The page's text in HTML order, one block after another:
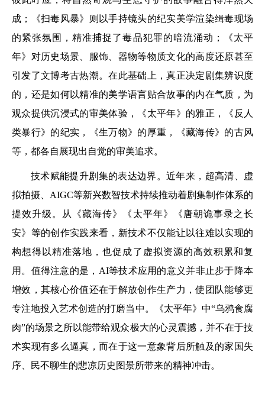
成；《扫毒风暴》则以手持镜头的纪实美学渲染缉毒现场
的紧张氛围，精准捕捉了毒品犯罪的暗流涌动；《太平
年》对历史场景、服饰、器物等物质文化的高度还原甚至
引发了文博考古热潮。在此基础上，真正决定剧集辨识度
的，还是如何以精准的美学语言贴合故事的内在气质，为
观众提供沉浸式的审美体验，《太平年》的雅正，《反人
类暴行》的纪实，《生万物》的厚重，《藏海传》的古风
等，都各自展现出自觉的审美追求。
技术赋能提升剧集的表达边界。近年来，超高清、虚
拟拍摄、AIGC等新兴数智技术持续推动着剧集制作体系的
提效升级。从《藏海传》《太平年》《唐朝诡事录之长
安》等的创作实践来看，新技术不仅能让以往难以实现的
构想得以精准落地，也促成了虚拟资源的高效积累和复
用。值得注意的是，AI等技术应用的意义并非止步于降本
增效，其核心价值还在于解放创作生产力，使团队能够更
专注地投入艺术创造的打磨当中。《太平年》中“乌鸦食腐
肉”的场景之所以能带给观众极大的心灵震撼，并不在于技
术实现有多么逼真，而在于这一意象背后所触及的家国失
序、民不聊生的悲凉历史图景所带来的精神冲击。